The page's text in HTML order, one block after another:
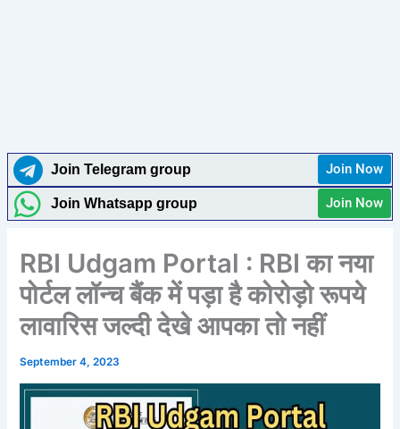
Join Telegram group Join Now
Join Whatsapp group Join Now
RBI Udgam Portal : RBI का नया
पोर्टल लॉन्च बैंक में पड़ा है कोरोड़ो रूपये
लावारिस जल्दी देखे आपका तो नहीं
September 4, 2023